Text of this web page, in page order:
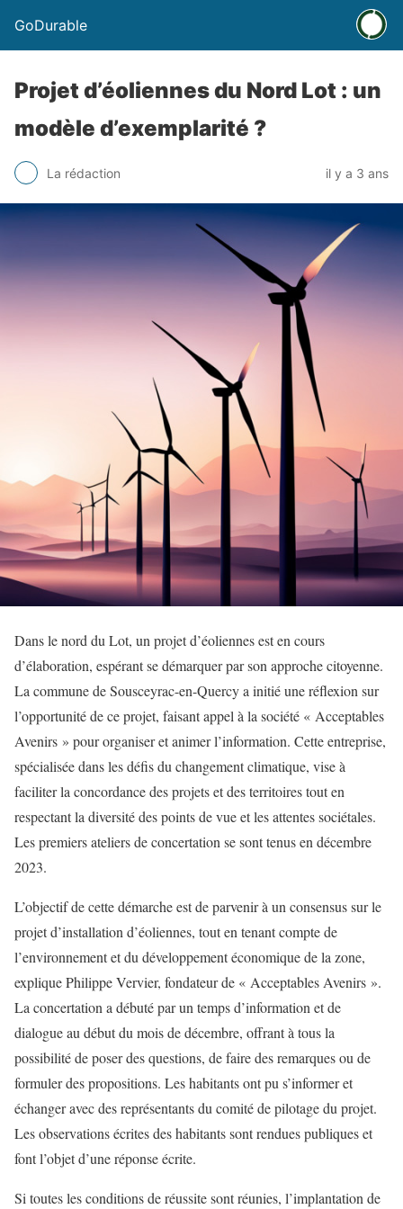
GoDurable
Projet d’éoliennes du Nord Lot : un
modèle d’exemplarité ?
La rédaction il y a 3 ans
Dans le nord du Lot, un projet d’éoliennes est en cours
d’élaboration, espérant se démarquer par son approche citoyenne.
La commune de Sousceyrac-en-Quercy a initié une réflexion sur
l’opportunité de ce projet, faisant appel à la société « Acceptables
Avenirs » pour organiser et animer l’information. Cette entreprise,
spécialisée dans les défis du changement climatique, vise à
faciliter la concordance des projets et des territoires tout en
respectant la diversité des points de vue et les attentes sociétales.
Les premiers ateliers de concertation se sont tenus en décembre
2023.
L’objectif de cette démarche est de parvenir à un consensus sur le
projet d’installation d’éoliennes, tout en tenant compte de
l’environnement et du développement économique de la zone,
explique Philippe Vervier, fondateur de « Acceptables Avenirs ».
La concertation a débuté par un temps d’information et de
dialogue au début du mois de décembre, offrant à tous la
possibilité de poser des questions, de faire des remarques ou de
formuler des propositions. Les habitants ont pu s’informer et
échanger avec des représentants du comité de pilotage du projet.
Les observations écrites des habitants sont rendues publiques et
font l’objet d’une réponse écrite.
Si toutes les conditions de réussite sont réunies, l’implantation de